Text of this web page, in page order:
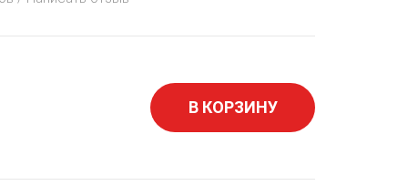
В КОРЗИНУ